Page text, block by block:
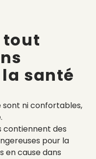
tout
santé
sont ni confortables,
contiennent des
pour la
en cause dans